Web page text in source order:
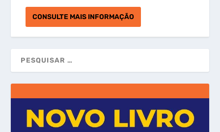
CONSULTE MAIS INFORMAÇÃO